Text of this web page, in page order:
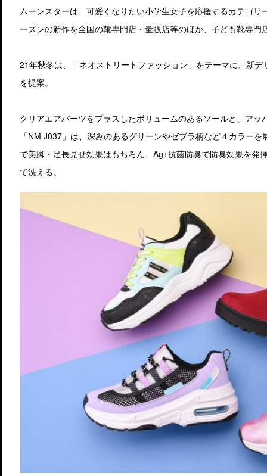
ムーンスターは、可愛くなりたい小学生女子を応援するカテゴ
ーズンの新作を全国の靴専門店・量販店等のほか、子ども靴専門
21年秋冬は、「ネオストリートファッション」をテーマに、新
を提案。
クリアエアパーツをプラスしたボリュームのあるソールと、ア
「NM J037」は、深みのあるグリーンやゼブラ柄など４カラー
で美脚・足長見せ効果はもちろん、Ag+抗菌防臭で防臭効果を発
て洗える。